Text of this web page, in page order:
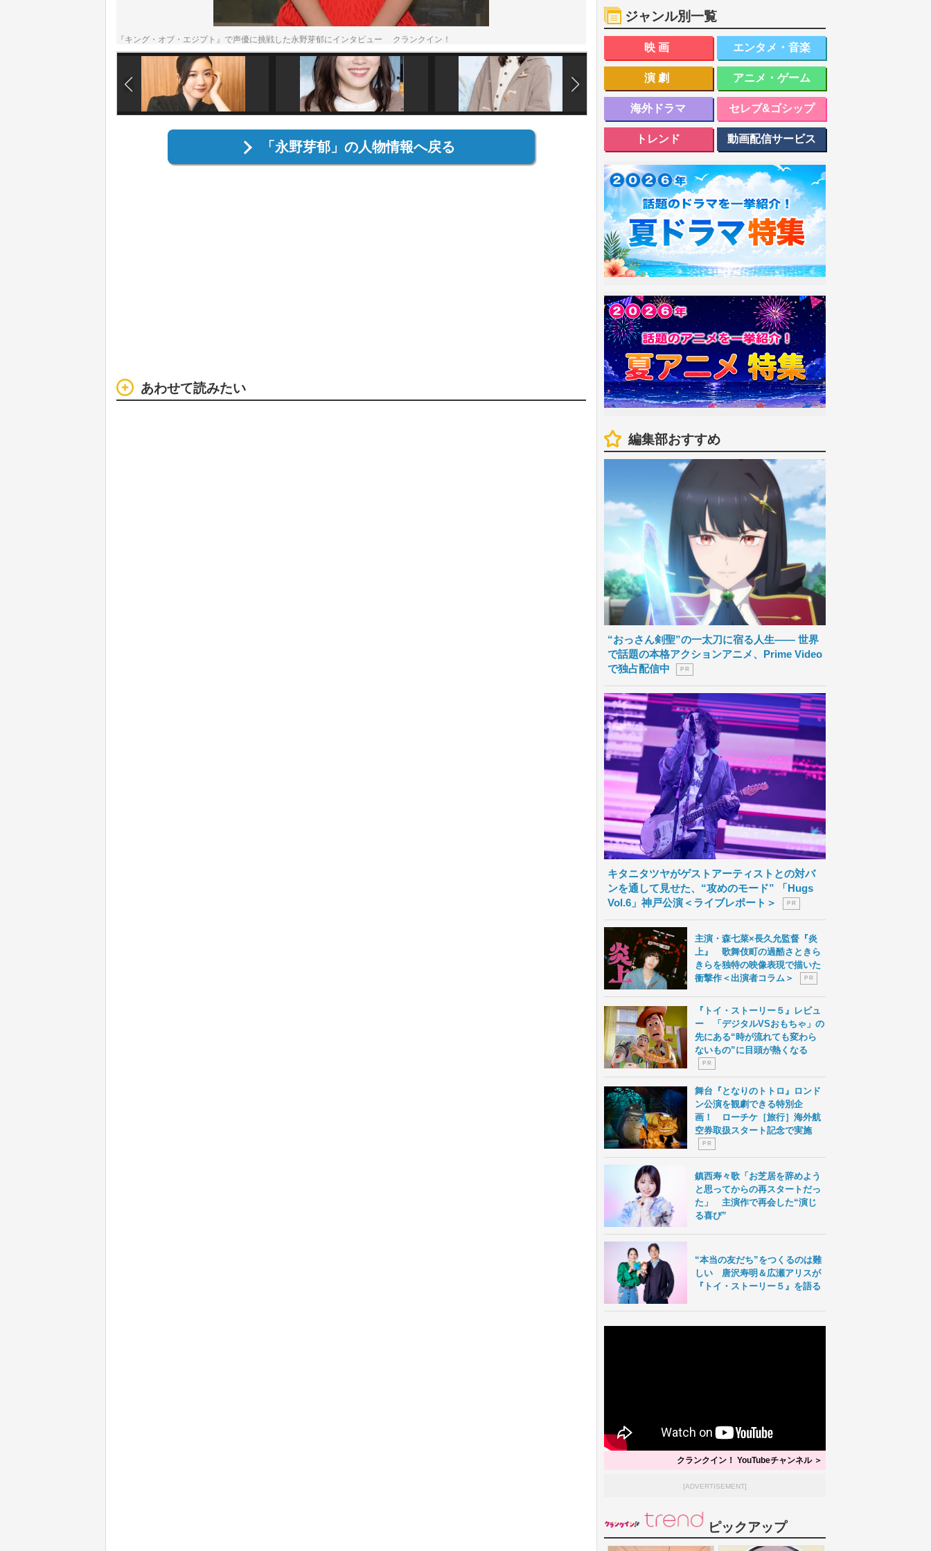
『キング・オブ・エジプト』で声優に挑戦した永野芽郁にインタビュー クランクイン！
「永野芽郁」の人物情報へ戻る
あわせて読みたい
ジャンル別一覧
映画 エンタメ・音楽
演劇 アニメ・ゲーム
海外ドラマ セレブ&ゴシップ
トレンド 動画配信サービス
編集部おすすめ
“おっさん剣聖”の一太刀に宿る人生―― 世界
で話題の本格アクションアニメ、Prime Video
で独占配信中
P R
キタニタツヤがゲストアーティストとの対バ
ンを通して見せた、“攻めのモード” 「Hugs
Vol.6」神戸公演＜ライブレポート＞
P R
主演・森七菜×長久允監督『炎
上』 歌舞伎町の過酷さときら
きらを独特の映像表現で描いた
衝撃作＜出演者コラム＞
P R
『トイ・ストーリー５』レビュ
ー 「デジタルVSおもちゃ」の
先にある“時が流れても変わら
ないもの”に目頭が熱くなる
P R
舞台『となりのトトロ』ロンド
ン公演を観劇できる特別企
画！ ローチケ［旅行］海外航
空券取扱スタート記念で実施
P R
鎮西寿々歌「お芝居を辞めよう
と思ってからの再スタートだっ
た」 主演作で再会した“演じ
る喜び”
“本当の友だち”をつくるのは難
しい 唐沢寿明＆広瀬アリスが
『トイ・ストーリー５』を語る
クランクイン！ YouTubeチャンネル ＞
[ADVERTISEMENT]
ピックアップ